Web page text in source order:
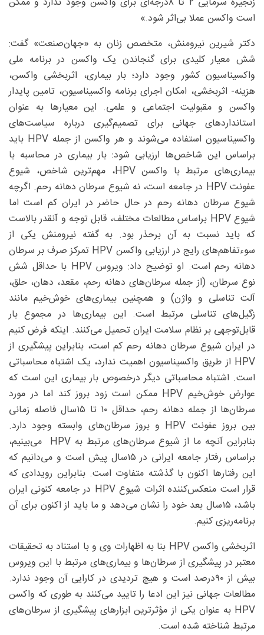
است واکسن عملا بی‌اثر شود.»
دکتر شیرین نیرومنش، متخصص زنان به «جهان‌صنعت» گفت:
شش معیار کلیدی برای گنجاندن یک واکسن در برنامه ملی
واکسیناسیون کشور وجود دارد؛ بار بیماری، اثربخشی واکسن،
هزینه- اثربخشی، امکان اجرای برنامه واکسیناسیون، تامین پایدار
واکسن و مقبولیت اجتماعی و علمی. این معیارها به‌ عنوان
استانداردهای جهانی برای تصمیم‌گیری درباره سیاست‌های
واکسیناسیون استفاده می‌شوند و هر واکسن از جمله HPV باید
براساس این شاخص‌ها ارزیابی شود: بار بیماری در محاسبه با
بیماری‌‌های مرتبط با واکسن HPV، مهم‌ترین شاخص، شیوع
عفونت HPV در جامعه است، نه شیوع سرطان دهانه رحم. اگرچه
شیوع سرطان دهانه رحم در حال حاضر در ایران کم است اما
شیوع HPV براساس مطالعات مختلف، قابل توجه و آنقدر بالاست
که باید نسبت به آن برحذر بود. به گفته نیرومنش یکی از
سوءتفاهم‌های رایج در ارزیابی واکسن HPV تمرکز صرف بر سرطان
دهانه رحم است. او توضیح داد: ویروس HPV با حداقل شش
نوع سرطان، (از جمله سرطان‌های دهانه رحم، مقعد، دهان، حلق،
آلت تناسلی و واژن) و همچنین بیماری‌های خوش‌خیم مانند
زگیل‌های تناسلی مرتبط است. این بیماری‌ها در مجموع بار
قابل‌توجهی بر نظام سلامت ایران تحمیل می‌کنند. اینکه فرض ‌کنیم
در ایران شیوع سرطان دهانه رحم کم است، بنابراین پیشگیری از
HPV از طریق واکسیناسیون اهمیت ندارد، یک اشتباه محاسباتی
است. اشتباه محاسباتی دیگر درخصوص بار بیماری این است که
عوارض خوش‌خیم HPV ممکن است زود بروز کند اما در مورد
سرطان‌ها از جمله دهانه رحم، حداقل ۱۰ تا ۱۵‌سال فاصله زمانی
بین بروز عفونت HPV و بروز سرطان‌های وابسته وجود دارد.
بنابراین آنچه ما از شیوع سرطان‌های مرتبط به HPV می‌بینیم،
براساس رفتار جامعه ایرانی در ۱۵سال پیش است و می‌دانیم که
این رفتارها اکنون با گذشته متفاوت است. بنابراین رویدادی که
قرار است منعکس‌کننده اثرات شیوع HPV در جامعه کنونی ایران
باشد، ۱۵‌سال بعد خود را نشان می‌دهد و ما باید از اکنون برای آن
برنامه‌ریزی کنیم.
اثربخشی واکسن HPV بنا به اظهارات وی و با استناد به تحقیقات
معتبر در پیشگیری از سرطان‌ها و بیماری‌های مرتبط با این ویروس
بیش از ۹۰درصد است و هیچ تردیدی در کارایی آن وجود ندارد.
مطالعات جهانی نیز این ادعا را تایید می‌کنند به ‌طوری که واکسن
HPV به‌ عنوان یکی از مؤثرترین ابزارهای پیشگیری از سرطان‌های
مرتبط شناخته شده است.